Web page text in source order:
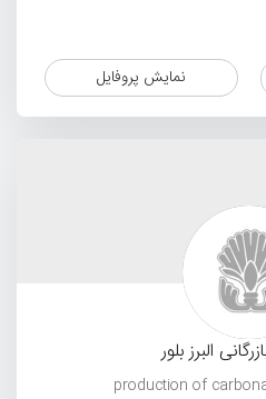
نمایش پروفایل
البرز بلور
production of